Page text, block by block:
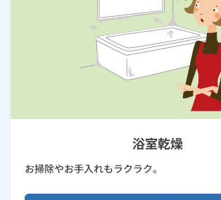
浴室乾燥
お掃除やお手入れもラクラク。